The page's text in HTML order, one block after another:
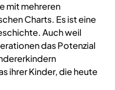
mit mehreren
Charts. Es ist eine
Auch weil
das Potenzial
ihrer Kinder, die heute